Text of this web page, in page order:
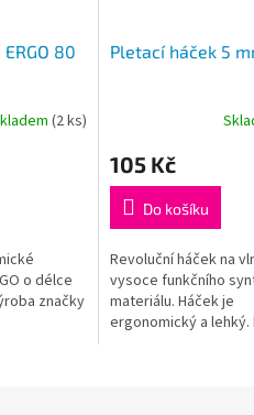
80
(2 ks)
o délce
značky
Pletací háček 5
produktu
je
5,0
z
5
hvězdiček.
105 Kč
Do košíku
Revoluční háček na
vysoce funkčního
materiálu. Háček je
ergonomický a